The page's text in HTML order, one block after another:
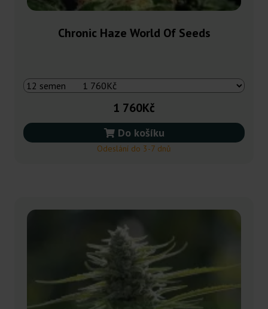
Chronic Haze World Of Seeds
1 760Kč
Do košíku
Odeslání do 3-7 dnů